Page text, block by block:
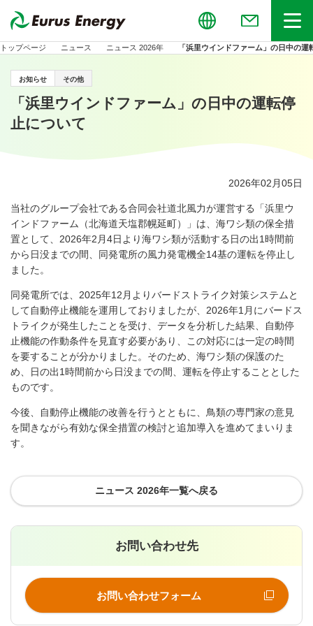
Globalお問い合わせメニュー
トップページ ニュース ニュース 2026年 「浜里ウインドファーム」の日中の運
お知らせ その他
「浜里ウインドファーム」の日中の運転停
止について
2026年02月05日
当社のグループ会社である合同会社道北風力が運営する「浜里ウ
インドファーム（北海道天塩郡幌延町）」は、海ワシ類の保全措
置として、 2026年2 月4日より海ワシ類が活動する日の出1時間前
から日没までの間、同発電所の風力発電機全14基の運転を停止し
ました。
同発電所では、 2025年12 月よりバードストライク対策システムと
して自動停止機能を運用しておりましたが、 2026年1 月にバードス
トライクが発生したことを受け、データを分析した結果、自動停
止機能の作動条件を見直す必要があり、この対応には一定の時間
を要することが分かりました。そのため、海ワシ類の保護のた
め、日の出1時間前から日没までの間、運転を停止することとした
ものです。
今後、自動停止機能の改善を行うとともに、鳥類の専門家の意見
を聞きながら有効な保全措置の検討と追加導入を進めてまいりま
す。
ニュース 2026年一覧へ戻る
お問い合わせ先
お問い合わせフォーム